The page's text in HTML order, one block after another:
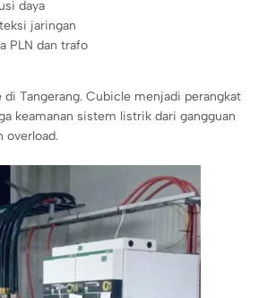
daya
jaringan
PLN dan trafo
di Tangerang. Cubicle menjadi perangkat
keamanan sistem listrik dari gangguan
overload.